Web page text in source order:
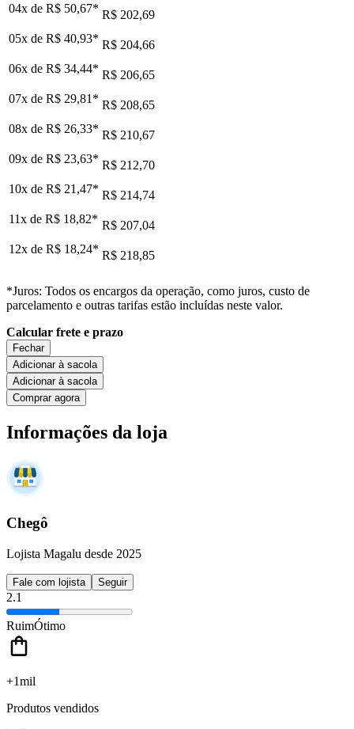
04x de R$ 50,67* R$ 202,69
05x de R$ 40,93* R$ 204,66
06x de R$ 34,44* R$ 206,65
07x de R$ 29,81 * R$ 208,65
08x de R$ 26,33* R$ 210,67
09x de R$ 23,63* R$ 212,70
10x de R$ 21,47* R$ 214,74
11x de R$ 18,82* R$ 207,04
12x de R$ 18,24* R$ 218,85
*Juros: Todos os encargos da operação, como juros, custo de
parcelamento e outras tarifas estão incluídas neste valor.
Calcular frete e prazo
Fechar
Adicionar à sacola
Adicionar à sacola
Comprar agora
Informações da loja
Chegô
Lojista Magalu desde 2025
Fale com lojista Seguir
2.1
RuimÓtimo
+1mil
Produtos vendidos